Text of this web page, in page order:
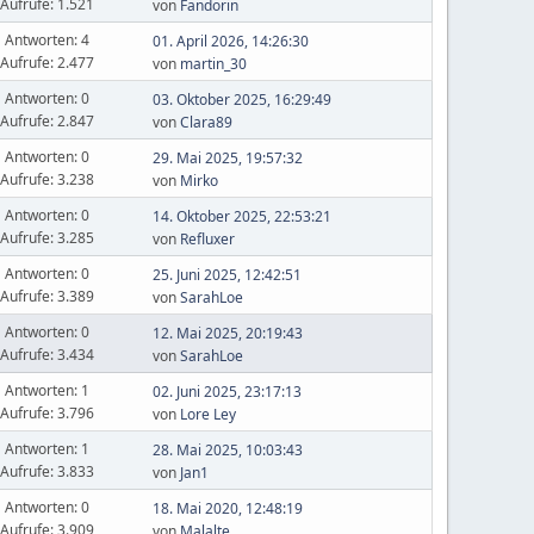
von Fandorin
Antworten: 4
Aufrufe: 2.477
01. April 2026, 14:26:30
von martin_30
Antworten: 0
Aufrufe: 2.847
03. Oktober 2025, 16:29:49
vonClara89
Antworten: 0
Aufrufe: 3.238
29. Mai 2025, 19:57:32
von Mirko
Antworten: 0
Aufrufe: 3.285
14. Oktober 2025, 22:53:21
von Refluxer
Antworten: 0
Aufrufe: 3.389
25. Juni 2025, 12:42:51
vonSarahLoe
Antworten: 0
Aufrufe: 3.434
12. Mai 2025, 20:19:43
vonSarahLoe
Antworten: 1
Aufrufe: 3.796
02. Juni 2025, 23:17:13
von Lore Ley
Antworten: 1
Aufrufe: 3.833
28. Mai 2025, 10:03:43
von Jan1
Antworten: 0
Aufrufe: 3.909
18. Mai 2020, 12:48:19